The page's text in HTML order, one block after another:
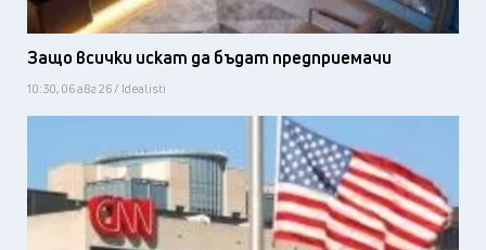
Защо всички искат да бъдат предприемачи
10:30, 06 авг 26 / Idealisti